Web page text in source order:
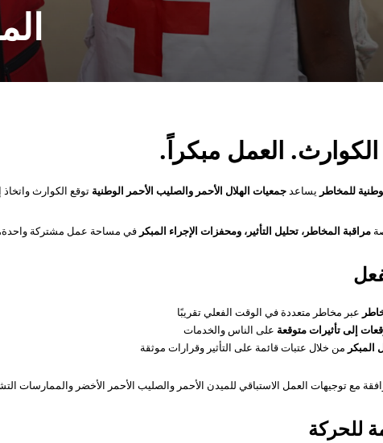
العمل مبكراً.
للمخاطر يساعد جمعيات الهلال الأحمر والصليب الأحمر الوطنية توقع الكوارث
مراقبة المخاطر، تحليل التأثير، ومحفزات الإجراء المبكر في مساحة عمل مشتركة واحدة،
عبر مخاطر متعددة في الوقت الفعلي تقريبًا
إلى تأثيرات متوقعة على الناس والخدمات
المبكر من خلال عتبات قائمة على التأثير وقرارات موثقة
مع توجيهات العمل الاستباقي للميدن الأحمر والصليب الأحمر الأخضر والممارسات
للحركة